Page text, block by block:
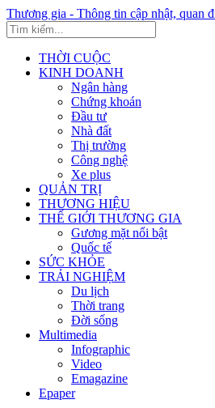
Thương gia - Thông tin cập nhật, quan
THỜI CUỘC
KINH DOANH
Ngân hàng
Chứng khoán
Đầu tư
Nhà đất
Thị trường
Công nghệ
Xe plus
QUẢN TRỊ
THƯƠNG HIỆU
THẾ GIỚI THƯƠNG GIA
Gương mặt nổi bật
Quốc tế
SỨC KHỎE
TRẢI NGHIỆM
Du lịch
Thời trang
Đời sống
Multimedia
Infographic
Video
Emagazine
Epaper